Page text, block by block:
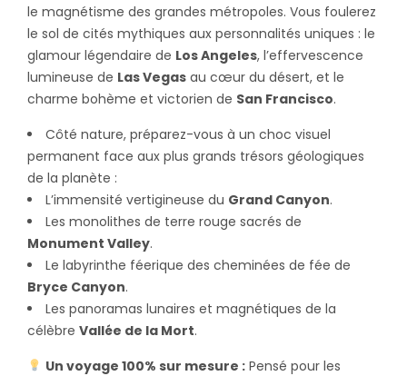
le magnétisme des grandes métropoles. Vous foulerez
le sol de cités mythiques aux personnalités uniques : le
glamour légendaire de Los Angeles, l’effervescence
lumineuse de Las Vegas au cœur du désert, et le
charme bohème et victorien de San Francisco.
Côté nature, préparez-vous à un choc visuel
permanent face aux plus grands trésors géologiques
de la planète :
L’immensité vertigineuse du Grand Canyon.
Les monolithes de terre rouge sacrés de
Monument Valley.
Le labyrinthe féerique des cheminées de fée de
Bryce Canyon.
Les panoramas lunaires et magnétiques de la
célèbre Vallée de la Mort.
Un voyage 100% sur mesure :Pensé pour les